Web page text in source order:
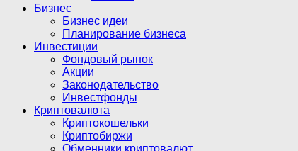
Бизнес
Бизнес идеи
Планирование бизнеса
Инвестиции
Фондовый рынок
Акции
Законодательство
Инвестфонды
Криптовалюта
Криптокошельки
Криптобиржи
Обменники криптовалют